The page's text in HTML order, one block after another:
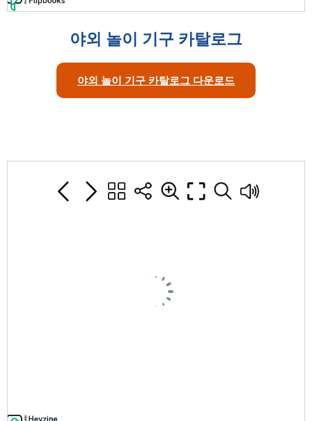
야외 놀이 기구 카탈로그
야외 놀이 기구 카탈로그 다운로드